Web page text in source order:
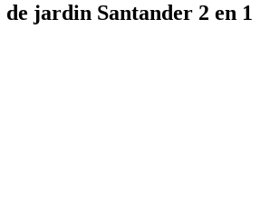
de jardin Santander 2 en 1